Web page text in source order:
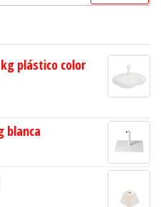
plástico color
blanca